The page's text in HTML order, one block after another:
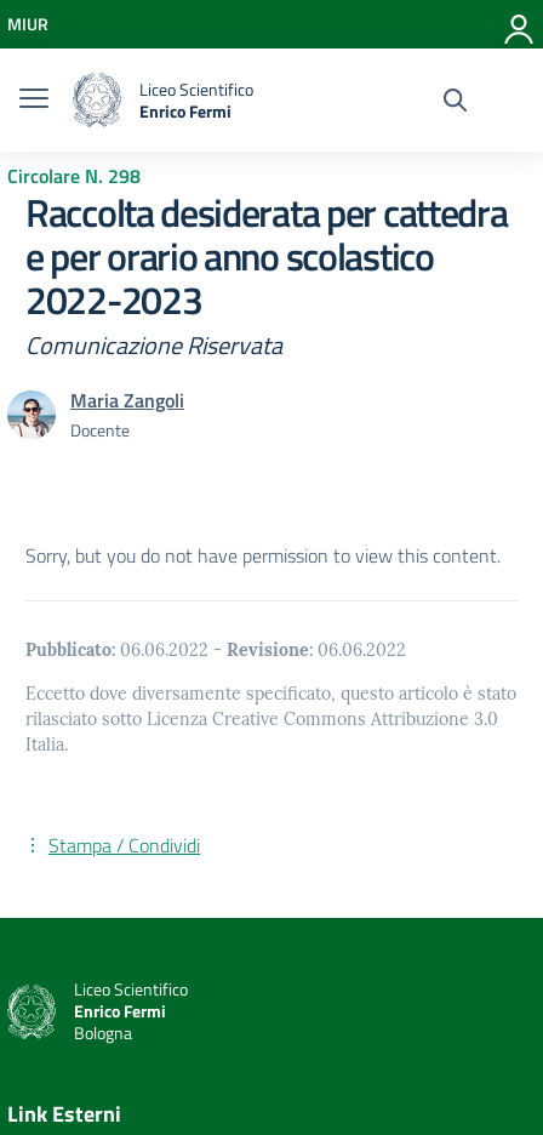
Vai al menu di navigazione
Vai al footer
MIUR
Liceo Scientifico
Enrico Fermi
Circolare N. 298
Raccolta desiderata per cattedra
e per orario anno scolastico
2022-2023
Comunicazione Riservata
Maria Zangoli
Docente
Sorry, but you do not have permission to view this content.
Pubblicato: 06.06.2022 - Revisione: 06.06.2022
Eccetto dove diversamente specificato, questo articolo è stato
rilasciato sotto Licenza Creative Commons Attribuzione 3.0
Italia.
Stampa / Condividi
Liceo Scientifico
Enrico Fermi
Bologna
Link Esterni